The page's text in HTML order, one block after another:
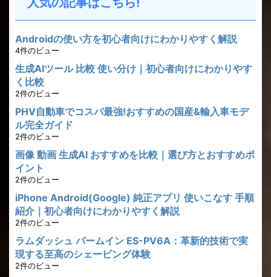
Androidの使い方を初心者向けにわかりやすく解説
4件のビュー
生成AIツール 比較 使い分け｜初心者向けにわかりやす
く比較
2件のビュー
PHV自動車でコスパ最強!おすすめの国産&輸入車モデ
ル完全ガイド
2件のビュー
画像 動画 生成AI おすすめを比較｜選び方とおすすめポ
イント
2件のビュー
iPhone Android(Google) 純正アプリ 使いこなす 手順
紹介｜初心者向けにわかりやすく解説
2件のビュー
ラムダッシュ パームイン ES-PV6A：革新的技術で実
現する至高のシェービング体験
2件のビュー